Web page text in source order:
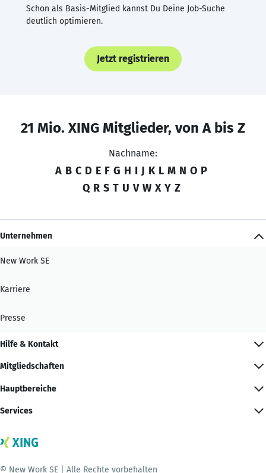
Schon als Basis-Mitglied kannst Du Deine Job-Suche
deutlich optimieren.
Jetzt registrieren
21 Mio. XING Mitglieder, von A bis Z
Nachname:
A B C D E F G H I J K L M N O P
Q R S T U V W X Y Z
Unternehmen
New Work SE
Karriere
Presse
Hilfe & Kontakt
Mitgliedschaften
Hauptbereiche
Services
© New Work SE | Alle Rechte vorbehalten